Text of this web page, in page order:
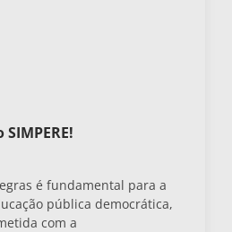
é fundamental para a
pública democrática,
com a